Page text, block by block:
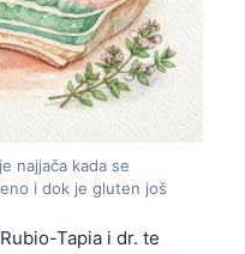
najjača kada se
i dok je gluten još
Tapia i dr. te